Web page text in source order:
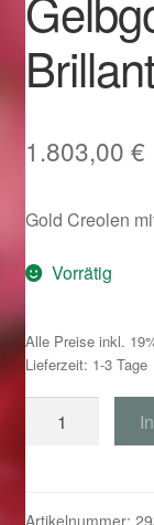
Im Gedenken an
Impressum
Karneval 2015
Kasse
Liefer- und
Magisches
1.803,00 €
Gold Creolen
Vorrätig
Alle Preise inkl.
Lieferzeit: 1-3 Tage
matt